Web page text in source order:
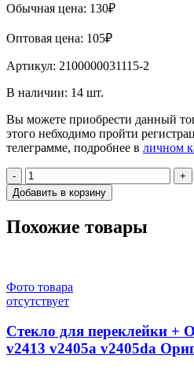
Обычная цена: 130₽
Оптовая цена: 105₽
Артикул: 2100000031115-2
В наличии: 14 шт.
Вы можете приобрести данный
этого небходимо пройти
телеграмме, подробнее в личном
-
+
Добавить в корзину
Похожие товары
Фото товара
отсутствует
Стекло для переклейки +
v2413 v2405a v2405da